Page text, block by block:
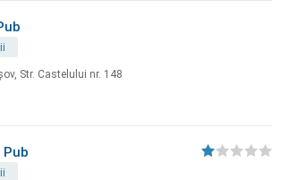
Str. Castelului nr. 148
Pub